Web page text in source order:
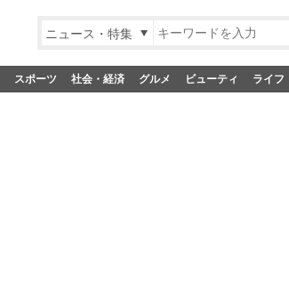
ニュース・特集
スポーツ 社会・経済 グルメ ビューティ ライフ